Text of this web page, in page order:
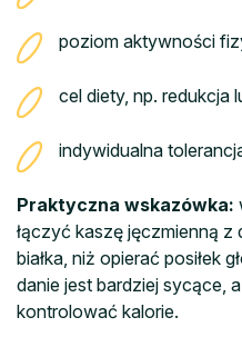
poziom aktywności
cel diety, np. redukcja
indywidualna
Praktyczna wskazówka:
łączyć kaszę jęczmienną
białka, niż opierać posiłek
danie jest bardziej sycące,
kontrolować kalorie.